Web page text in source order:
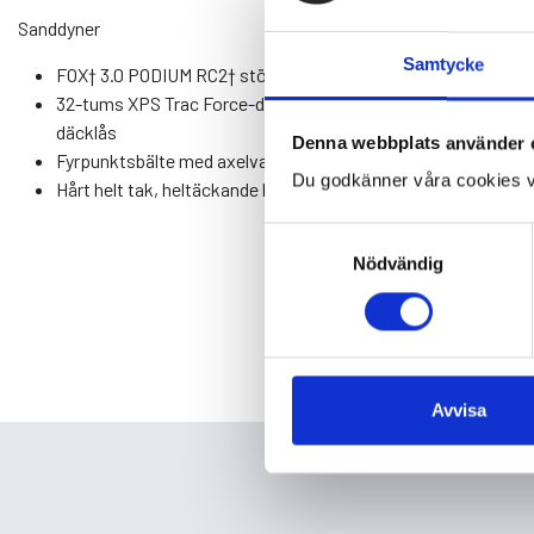
Samtycke
Denna webbplats använder
Du godkänner våra cookies
Nödvändig
Avvisa
Sanddyner
FOX† 3.0 PODIUM RC2† stötdämpare med bypass
32-tums XPS Trac Force-däck med 15-tums fälgar för
däcklås
Fyrpunktsbälte med axelvaddering
Hårt helt tak, heltäckande bukskydd